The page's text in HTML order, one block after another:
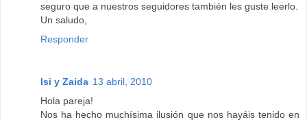
seguro que a nuestros seguidores también les guste leerlo.
Un saludo,
Responder
Isi y Zaida 13 abril, 2010
Hola pareja!
Nos ha hecho muchísima ilusión que nos hayáis tenido en